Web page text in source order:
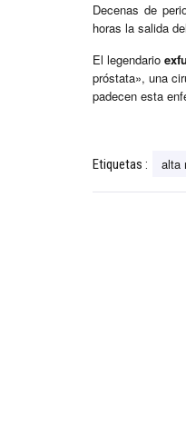
Decenas de
horas la salida
El legendario
próstata», una
padecen esta
Etiquetas : alta